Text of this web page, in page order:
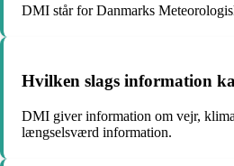
DMI står for Danmarks
Hvilken slags information
DMI giver information om vejr,
længselsværd information.